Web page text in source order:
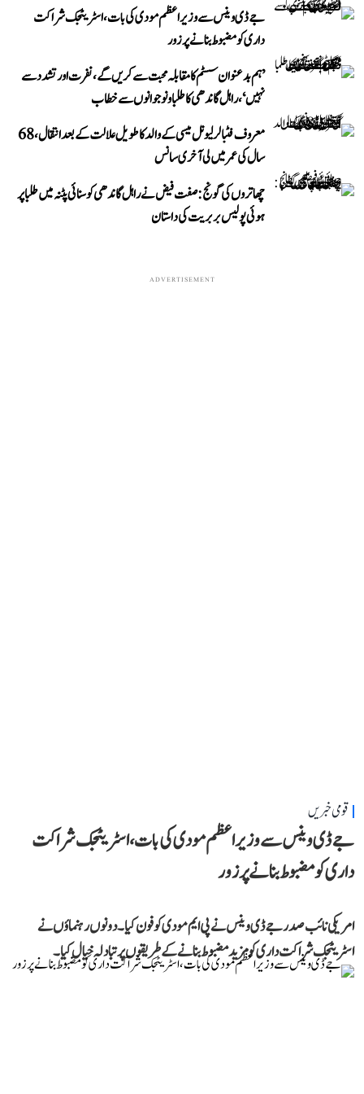
جے ڈی وینس سے وزیر اعظم مودی کی بات، اسٹریٹجک شراکت
داری کو مضبوط بنانے پر زور
’ہم بدعنوان سسٹم کا مقابلہ محبت سے کریں گے، نفرت اور تشدد سے
نہیں‘، راہل گاندھی کا طلبا و نوجوانوں سے خطاب
معروف فٹبالر لیونل میسی کے والد کا طویل علالت کے بعد انتقال، 68
سال کی عمر میں لی آخری سانس
چھاتروں کی گونج: صفت فیض نے راہل گاندھی کو سنائی پٹنہ میں طلبا پر
ہوئی پولیس بربریت کی داستان
ADVERTISEMENT
قومی خبریں
جے ڈی وینس سے وزیر اعظم مودی کی بات، اسٹریٹجک شراکت
داری کو مضبوط بنانے پر زور
امریکی نائب صدر جے ڈی وینس نے پی ایم مودی کو فون کیا۔ دونوں رہنماؤں نے
اسٹریٹجک شراکت داری کو مزید مضبوط بنانے کے طریقوں پر تبادلہ خیال کیا۔